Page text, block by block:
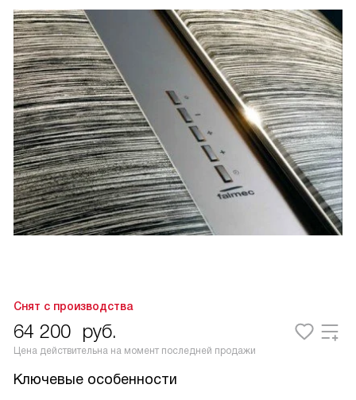
Снят с производства
64 200 руб.
Цена действительна на момент последней продажи
Ключевые особенности